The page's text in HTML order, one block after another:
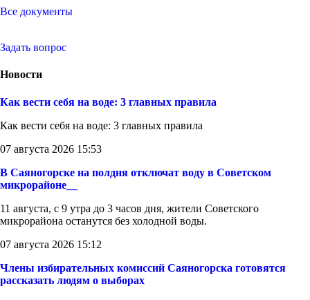
Все документы
Задать вопрос
Новости
Как вести себя на воде: 3 главных правила
Как вести себя на воде: 3 главных правила
07 августа 2026 15:53
В Саяногорске на полдня отключат воду в Советском
микрорайоне__
11 августа, с 9 утра до 3 часов дня, жители Советского
микрорайона останутся без холодной воды.
07 августа 2026 15:12
Члены избирательных комиссий Саяногорска готовятся
рассказать людям о выборах